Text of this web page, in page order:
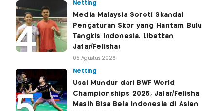
Netting
Media Malaysia Soroti Skandal
Pengaturan Skor yang Hantam Bulu
Tangkis Indonesia, Libatkan
Jafar/Felisha!
05 Agustus 2026
Netting
Usai Mundur dari BWF World
Championships 2026, Jafar/Felisha
Masih Bisa Bela Indonesia di Asian